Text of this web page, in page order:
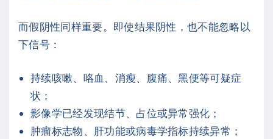
而假阴性同样重要。即使结果阴性，也不能忽略以
下信号：
持续咳嗽、咯血、消瘦、腹痛、黑便等可疑症
状；
影像学已经发现结节、占位或异常强化；
肿瘤标志物、肝功能或病毒学指标持续异常；